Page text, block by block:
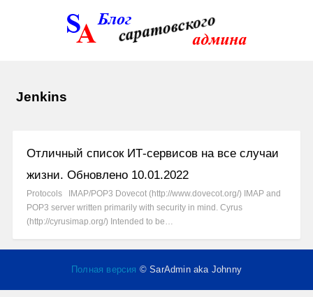
Jenkins
Отличный список ИТ-сервисов на все случаи
жизни. Обновлено 10.01.2022
Protocols IMAP/POP3 Dovecot (http://www.dovecot.org/) IMAP and
POP3 server written primarily with security in mind. Cyrus
(http://cyrusimap.org/) Intended to be…
Полная версия © SarAdmin aka Johnny